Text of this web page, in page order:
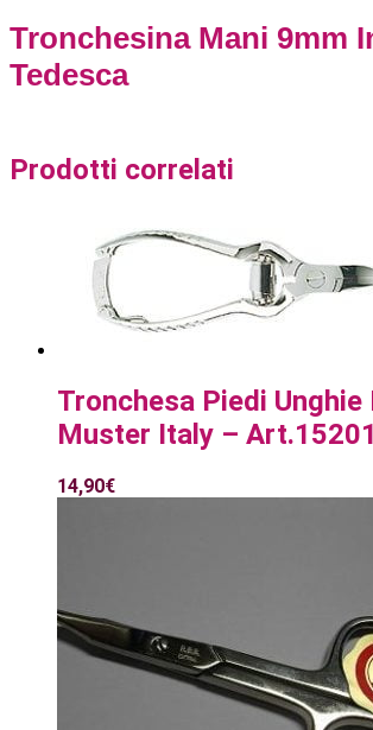
Tronchesina Mani 9mm
Tedesca
Prodotti correlati
Tronchesa Piedi Unghie
Muster Italy – Art.15201
14,90€